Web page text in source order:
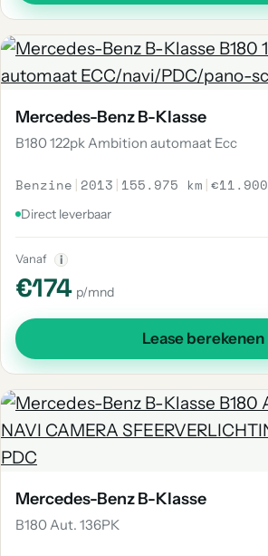
Mercedes-Benz B-Klasse
B180 122pk Ambition automaat Ecc
Benzine | 2013 | 155.975 km |€11.900
Direct leverbaar
Vanaf i
€174 p/mnd
Lease berekenen
Mercedes-Benz B-Klasse
B180 Aut. 136PK